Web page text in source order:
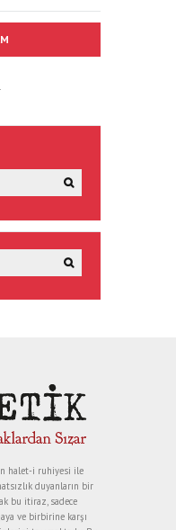
halet-i ruhiyesi ile
duyanların bir
bu itiraz, sadece
ve birbirine karşı